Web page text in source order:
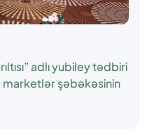
adlı yubiley tədbiri
marketlər şəbəkəsinin